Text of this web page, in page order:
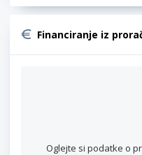
Financiranje iz
Oglejte si podatke o